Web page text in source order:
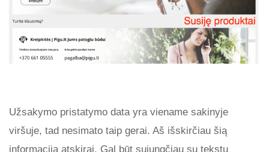
Užsakymo pristatymo data yra viename sakinyje
viršuje, tad nesimato taip gerai. Aš išskirčiau šią
informaciją atskirai. Gal būt sujungčiau su tekstu